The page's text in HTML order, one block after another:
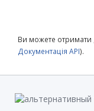
Ви можете отримати
Документація API).